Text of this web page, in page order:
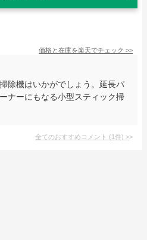
価格と在庫を楽天でチェック >>
除機はいかがでしょう。延長パ
ナーにもなる小型スティック掃
全てのおすすめコメント (1件) >